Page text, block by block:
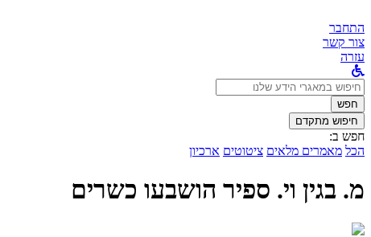
התחבר
צור קשר
עזרה
לחפש
ב:חפש
חיפוש מתקדם
חפש ב:
הכל מאמרים מלאים ציטוטים ארכיון
מ. בגין וי. ספיר הושבעו כשרים